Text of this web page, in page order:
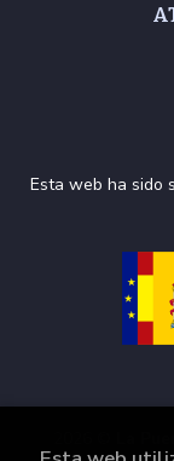
Esta web ha sido